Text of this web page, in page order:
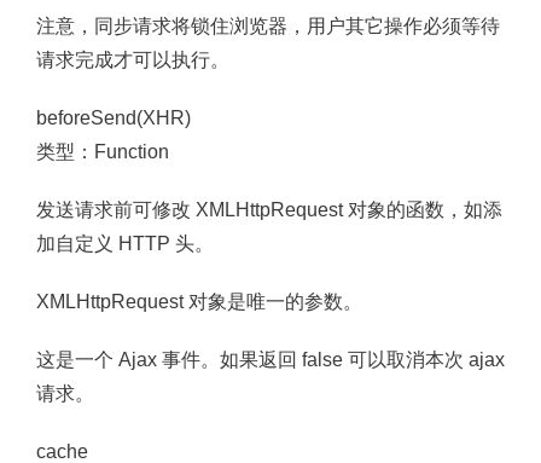
注意，同步请求将锁住浏览器，用户其它操作必须等待
请求完成才可以执行。
beforeSend(XHR)
类型：Function
发送请求前可修改 XMLHttpRequest 对象的函数，如添
加自定义 HTTP 头。
XMLHttpRequest 对象是唯一的参数。
这是一个 Ajax 事件。如果返回 false 可以取消本次 ajax
请求。
cache